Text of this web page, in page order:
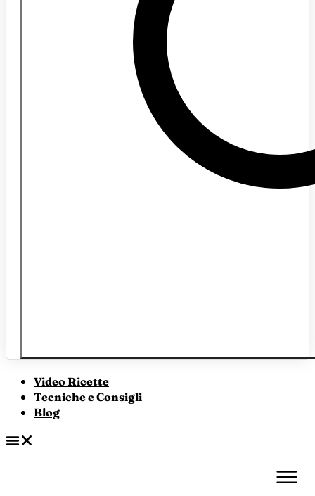
Video Ricette
Tecniche e Consigli
Blog